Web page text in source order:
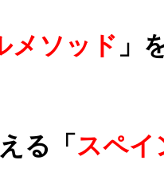
メソッド 」
る「 スペイ